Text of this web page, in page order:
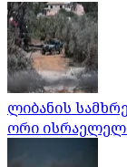
ლიბანის
ორი